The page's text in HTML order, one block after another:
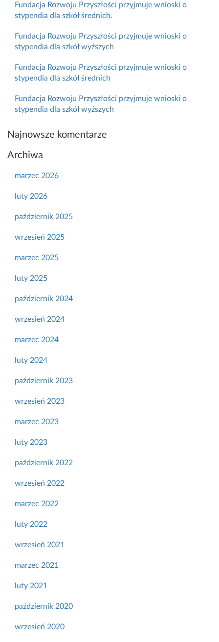
Fundacja Rozwoju Przyszłości przyjmuje wnioski o
stypendia dla szkół średnich.
Fundacja Rozwoju Przyszłości przyjmuje wnioski o
stypendia dla szkół wyższych
Fundacja Rozwoju Przyszłości przyjmuje wnioski o
stypendia dla szkół średnich
Fundacja Rozwoju Przyszłości przyjmuje wnioski o
stypendia dla szkół wyższych
Najnowsze komentarze
Archiwa
marzec 2026
luty 2026
październik 2025
wrzesień 2025
marzec 2025
luty 2025
październik 2024
wrzesień 2024
marzec 2024
luty 2024
październik 2023
wrzesień 2023
marzec 2023
luty 2023
październik 2022
wrzesień 2022
marzec 2022
luty 2022
wrzesień 2021
marzec 2021
luty 2021
październik 2020
wrzesień 2020